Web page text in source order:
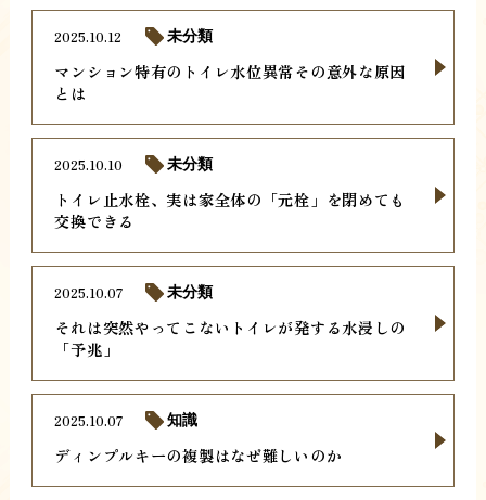
マンション特有のトイレ水位異常その意外な原因
とは
2025.10.12 未分類
トイレ止水栓、実は家全体の「元栓」を閉めても
交換できる
2025.10.10 未分類
それは突然やってこないトイレが発する水浸しの
「予兆」
2025.10.07 未分類
ディンプルキーの複製はなぜ難しいのか
2025.10.07 知識